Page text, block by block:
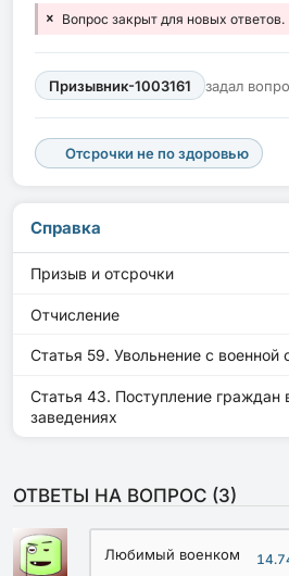
Вопрос закрыт для новых ответов.
Призывник-1003161 задал
Отсрочки не по здоровью
Справка
Призыв и отсрочки
Отчисление
Статья 59. Увольнение с военной
Статья 43. Поступление
заведениях
ОТВЕТЫ НА ВОПРОС (3)
Любимый военком